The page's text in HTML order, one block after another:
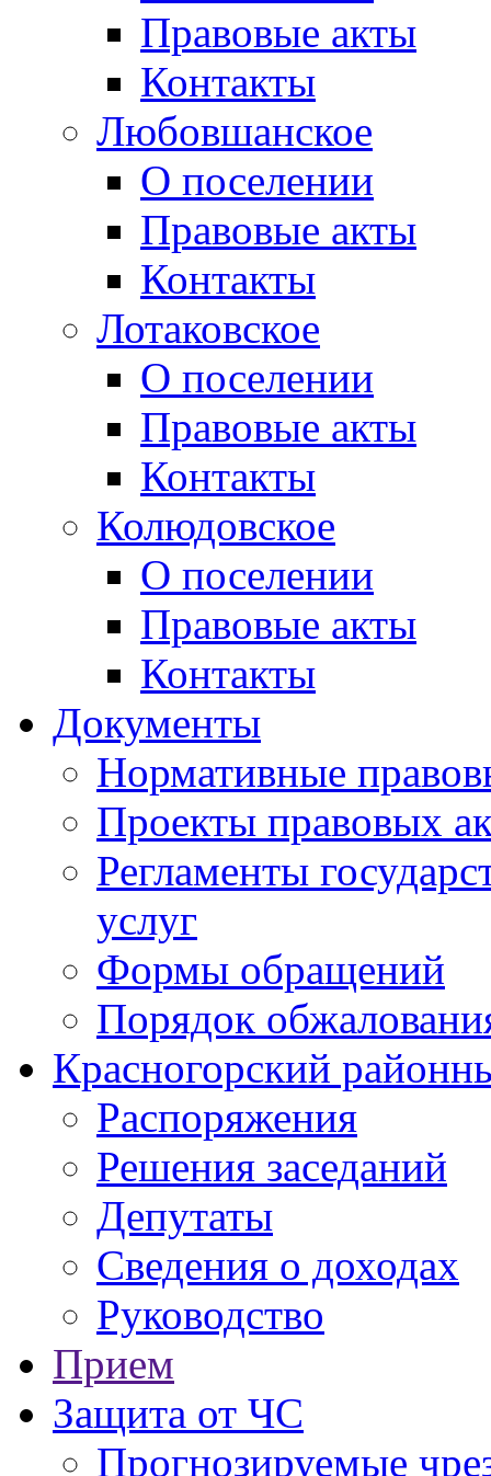
Правовые акты
Контакты
Любовшанское
О поселении
Правовые акты
Контакты
Лотаковское
О поселении
Правовые акты
Контакты
Колюдовское
О поселении
Правовые акты
Контакты
Документы
Нормативные
Проекты правовых
Регламенты
услуг
Формы обращений
Порядок
Красногорский
Распоряжения
Решения заседаний
Депутаты
Сведения о доходах
Руководство
Прием
Защита от ЧС
Прогнозируемые